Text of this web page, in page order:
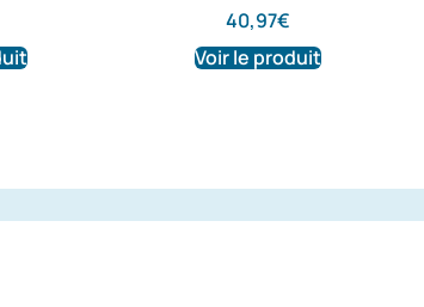
40,97€
Voir le produit